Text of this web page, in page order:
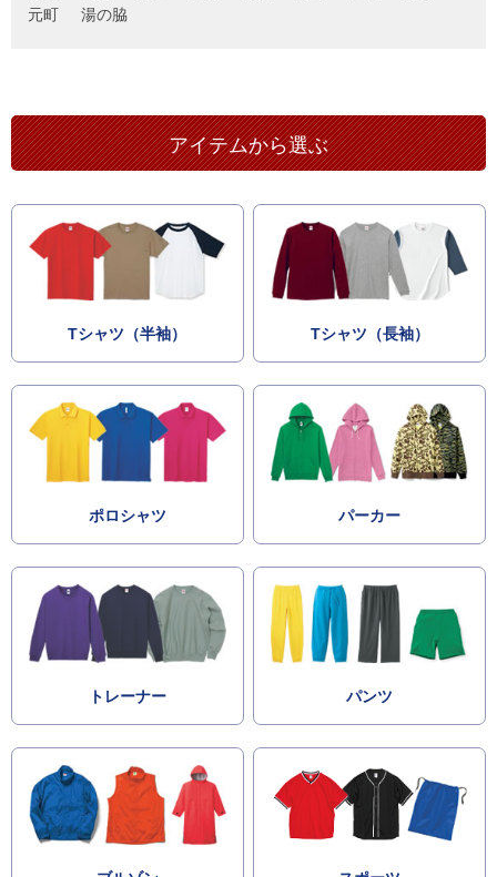
元町
湯の脇
アイテムから選ぶ
Tシャツ（半袖） Tシャツ（長袖）
ポロシャツ パーカー
トレーナー パンツ